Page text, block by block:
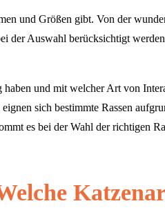
und Größen gibt. Von der
der Auswahl berücksichtigt
und mit welcher Art von
sich bestimmte Rassen
es bei der Wahl der richtigen